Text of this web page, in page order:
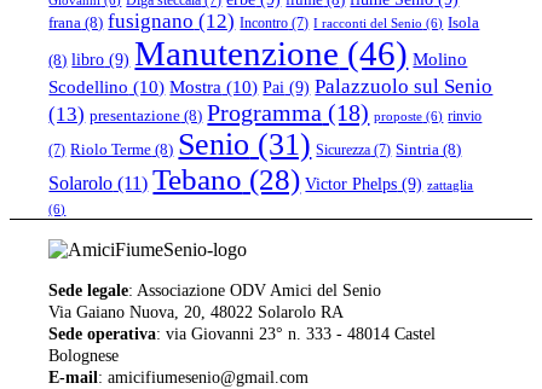
frana (8) fusignano (12) Incontro (7) I racconti del Senio (6) Isola
(8) libro (9) Manutenzione (46) Molino
Scodellino (10) Mostra (10) Pai (9) Palazzuolo sul Senio
(13) presentazione (8) Programma (18) proposte (6) rinvio
(7) Riolo Terme (8) Senio (31) Sicurezza (7) Sintria (8)
Solarolo (11) Tebano (28) Victor Phelps (9) zattaglia
(6)
Sede legale: Associazione ODV Amici del Senio
Via Gaiano Nuova, 20, 48022 Solarolo RA
Sede operativa: via Giovanni 23° n. 333 - 48014 Castel
Bolognese
E-mail: amicifiumesenio@gmail.com